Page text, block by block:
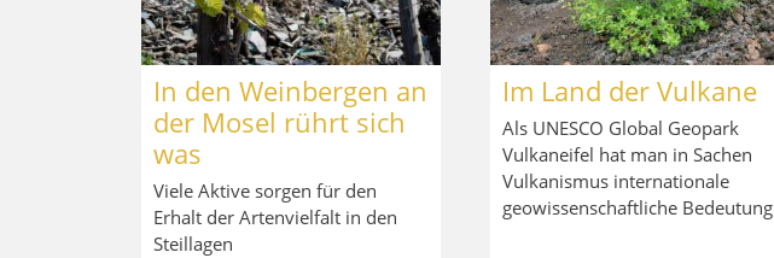
In den Weinbergen an
der Mosel rührt sich
was
Viele Aktive sorgen für den
Erhalt der Artenvielfalt in den
Steillagen
Im Land der Vulkane
Als UNESCO Global Geopark
Vulkaneifel hat man in Sachen
Vulkanismus internationale
geowissenschaftliche Bedeutung